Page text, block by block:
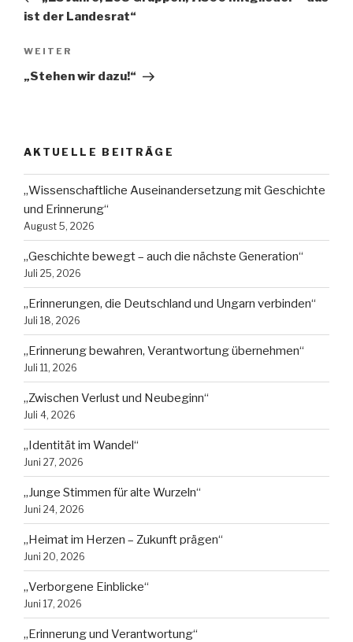
ist der Landesrat“
Nächster
Beitrag
WEITER
„Stehen wir dazu!“
AKTUELLE BEITRÄGE
„Wissenschaftliche Auseinandersetzung mit Geschichte
und Erinnerung“
August 5, 2026
„Geschichte bewegt – auch die nächste Generation“
Juli 25, 2026
„Erinnerungen, die Deutschland und Ungarn verbinden“
Juli 18, 2026
„Erinnerung bewahren, Verantwortung übernehmen“
Juli 11, 2026
„Zwischen Verlust und Neubeginn“
Juli 4, 2026
„Identität im Wandel“
Juni 27, 2026
„Junge Stimmen für alte Wurzeln“
Juni 24, 2026
„Heimat im Herzen – Zukunft prägen“
Juni 20, 2026
„Verborgene Einblicke“
Juni 17, 2026
„Erinnerung und Verantwortung“